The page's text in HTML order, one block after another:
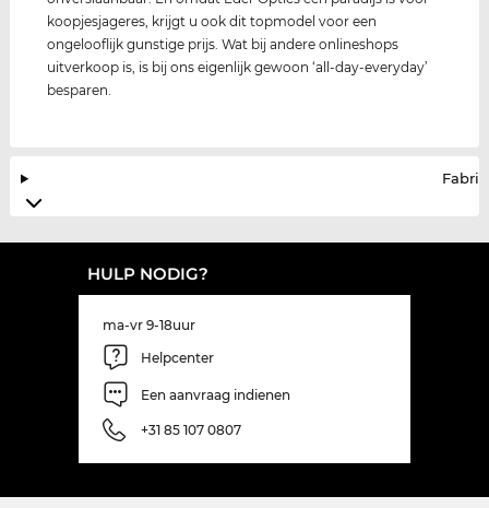
koopjesjageres, krijgt u ook dit topmodel voor een
ongelooflijk gunstige prijs. Wat bij andere onlineshops
uitverkoop is, is bij ons eigenlijk gewoon ‘all-day-everyday’
besparen.
HULP NODIG?
ma-vr 9-18uur
Helpcenter
Een aanvraag indienen
+31 85 107 0807